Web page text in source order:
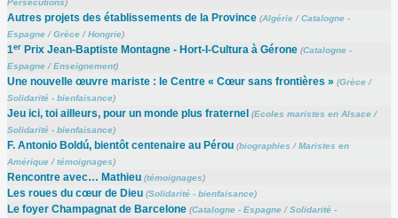
Persécutions)
Autres projets des établissements de la Province (Algérie/Catalogne -
Espagne/Grèce/Hongrie)
1erPrix Jean-Baptiste Montagne - Hort-I-Cultura à Gérone (Catalogne -
Espagne/Enseignement)
Une nouvelle œuvre mariste : le Centre « Cœur sans frontières » (Grèce/
Solidarité - bienfaisance)
Jeu ici, toi ailleurs, pour un monde plus fraternel (Ecoles maristes en Alsace/
Solidarité - bienfaisance)
F. Antonio Boldú, bientôt centenaire au Pérou (biographies /Maristes en
Amérique/témoignages)
Rencontre avec… Mathieu (témoignages)
Les roues du cœur de Dieu (Solidarité - bienfaisance)
Le foyer Champagnat de Barcelone (Catalogne - Espagne/Solidarité -